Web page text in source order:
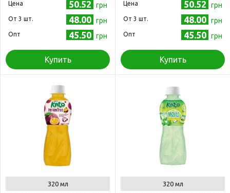
Цена 50.52 грн
Oт 3 шт. 48.00 грн
Опт 45.50 грн
Купить
Цена 50.52 грн
Oт 3 шт. 48.00 грн
Опт 45.50 грн
Купить
320 мл 320 мл